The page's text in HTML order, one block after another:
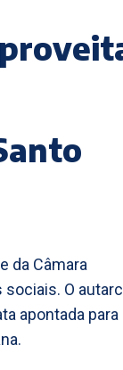
da Câmara
sociais. O
apontada para